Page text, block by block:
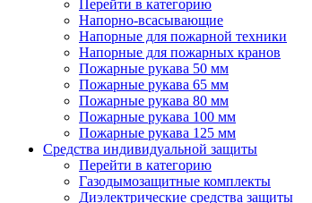
Перейти в категорию
Напорно-всасывающие
Напорные для пожарной техники
Напорные для пожарных кранов
Пожарные рукава 50 мм
Пожарные рукава 65 мм
Пожарные рукава 80 мм
Пожарные рукава 100 мм
Пожарные рукава 125 мм
Средства индивидуальной защиты
Перейти в категорию
Газодымозащитные комплекты
Диэлектрические средства защиты